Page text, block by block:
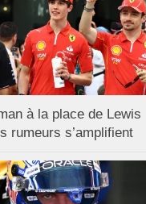
à la place de Lewis
rumeurs s’amplifient